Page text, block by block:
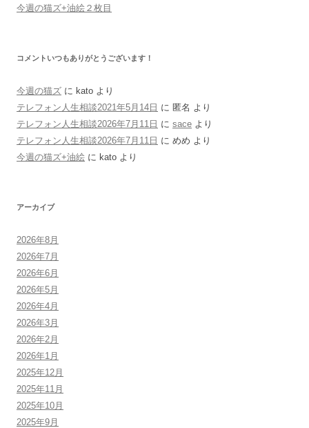
今週の猫ズ+油絵２枚目
コメントいつもありがとうございます！
今週の猫ズ に kato より
テレフォン人生相談2021年5月14日 に 匿名 より
テレフォン人生相談2026年7月11日 に sace より
テレフォン人生相談2026年7月11日 に めめ より
今週の猫ズ+油絵 に kato より
アーカイブ
2026年8月
2026年7月
2026年6月
2026年5月
2026年4月
2026年3月
2026年2月
2026年1月
2025年12月
2025年11月
2025年10月
2025年9月